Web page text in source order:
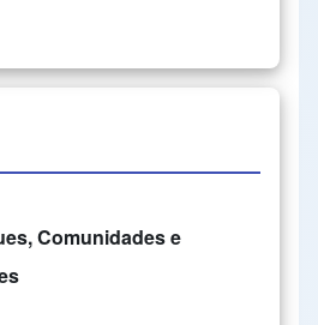
Comunidades e